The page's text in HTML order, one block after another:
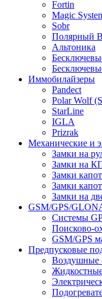
Fortin
Magic
Sobr
Полярный
Альтоника
Иммобилайзеры
Pandect
Polar Wolf
StarLine
IGLA
Prizrak
Механические и
Замки на
Замки на
Замки
Замки
Замки на
GSM/GPS/
Системы
Поисково-
GSM/GPS
Предпусковые
Воздушные